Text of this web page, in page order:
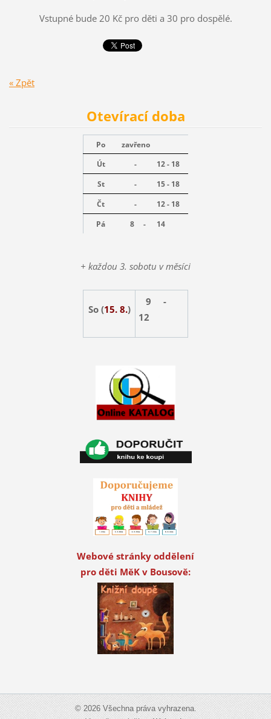
Vstupné bude 20 Kč pro děti a 30 pro dospělé.
« Zpět
Otevírací doba
Po
zavřeno
Út
-
12 - 18
St
-
15 - 18
Čt
-
12 - 18
Pá
8 - 14
+ každou 3. sobotu v měsíci
So (15. 8.)
9 -
12
Webové stránky oddělení
pro děti MěK v Bousově:
© 2026 Všechna práva vyhrazena.